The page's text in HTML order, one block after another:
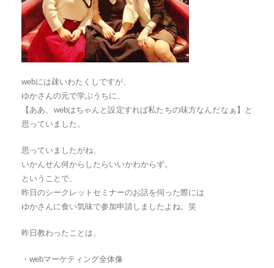
webには疎いわたくしですが、
ゆかさんの元で学ぶうちに、
【ああ、webはちゃんと設定すれば私たちの味方なんだなぁ】と
思っていました。
思っていましたがね、
いかんせん何からしたらいいかわからず。
ということで、
昨日のシークレットセミナーのお話を伺った際には
ゆかさんに食い気味で参加申請しましたよね。笑
昨日教わったことは、
・webマーケティング全体像